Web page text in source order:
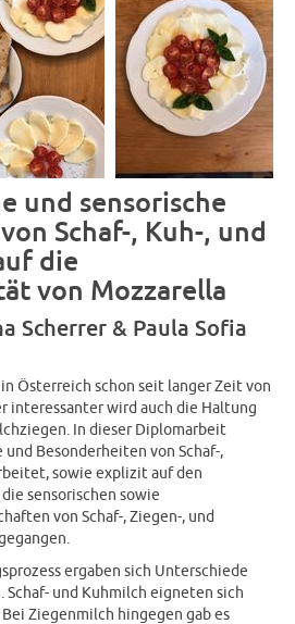
und sensorische
Schaf-, Kuh-, und
die
von Mozzarella
Scherrer & Paula Sofia
Österreich schon seit langer Zeit von
interessanter wird auch die Haltung
In dieser Diplomarbeit
Besonderheiten von Schaf-,
sowie explizit auf den
sensorischen sowie
von Schaf-, Ziegen-, und
ergaben sich Unterschiede
und Kuhmilch eigneten sich
Ziegenmilch hingegen gab es